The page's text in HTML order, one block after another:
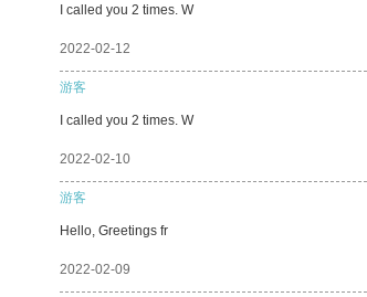
I called you 2 times. W
2022-02-12
游客
I called you 2 times. W
2022-02-10
游客
Hello, Greetings fr
2022-02-09